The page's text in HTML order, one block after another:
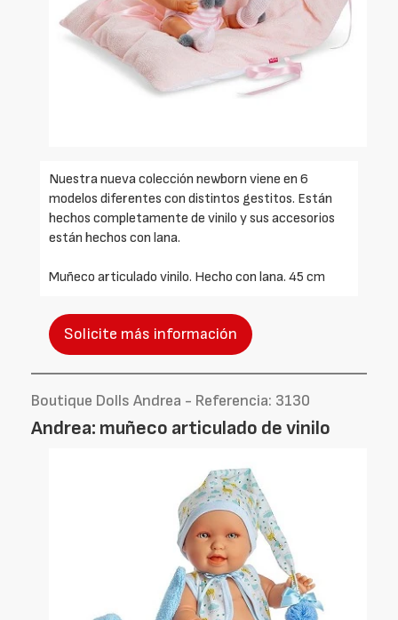
Nuestra nueva colección newborn viene en 6
modelos diferentes con distintos gestitos. Están
hechos completamente de vinilo y sus accesorios
están hechos con lana.
Muñeco articulado vinilo. Hecho con lana. 45 cm
Solicite más información
Boutique Dolls Andrea - Referencia: 3130
Andrea: muñeco articulado de vinilo